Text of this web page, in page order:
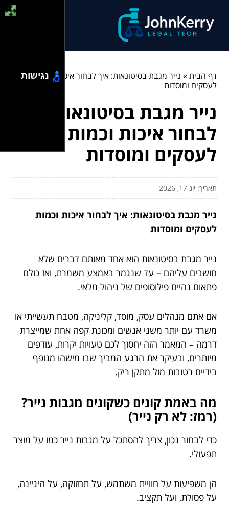
דף הבית» נייר מגבת בסיטונאות: איך לבחור איכות וכמות
לעסקים ומוסדות
נייר מגבת בסיטונאות: איך
לבחור איכות וכמות
לעסקים ומוסדות
תאריך: יונ 17, 2026
נייר מגבת בסיטונאות: איך לבחור איכות וכמות
לעסקים ומוסדות
נייר מגבת בסיטונאות הוא אחד מאותם דברים שלא
חושבים עליהם – עד שנגמר באמצע משמרת, ואז כולם
פתאום נהיים פילוסופים של ניהול מלאי.
אם אתם מנהלים עסק, מוסד, קליניקה, מטבח תעשייתי או
משרד עם יותר משני אנשים ומכונת קפה אחת שמייצרת
דרמה – המאמר הזה יחסוך לכם טעויות יקרות, עודפים
מיותרים, ובעיקר את הרגע המביך שבו מישהו מנופף
בידיים רטובות מול מתקן ריק.
מה באמת קונים כשקונים מגבות נייר?
(רמז: לא רק נייר)
כדי לבחור נכון, צריך להסתכל על מגבות נייר כמו על מוצר
תפעולי.
הן משפיעות על חוויית משתמש, על תחזוקה, על היגיינה,
על פסולת, ועל תקציב.
נגישות